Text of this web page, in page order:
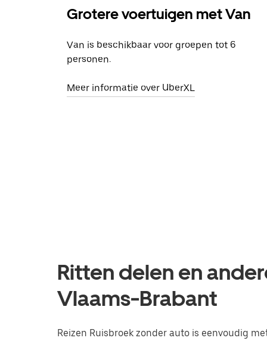
Grotere voertuigen met Van
Van is beschikbaar voor groepen tot 6
personen.
Meer informatie over UberXL
Ritten delen en
Vlaams-Brabant
Reizen Ruisbroek zonder auto is eenvoudig